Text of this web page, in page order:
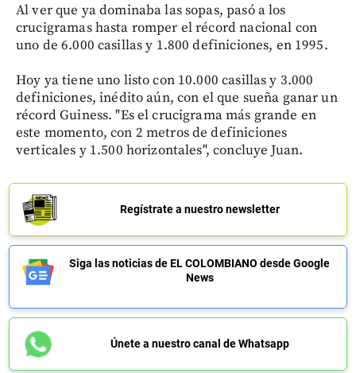
Al ver que ya dominaba las sopas, pasó a los
crucigramas hasta romper el récord nacional con
uno de 6.000 casillas y 1.800 definiciones, en 1995.
Hoy ya tiene uno listo con 10.000 casillas y 3.000
definiciones, inédito aún, con el que sueña ganar un
récord Guiness. "Es el crucigrama más grande en
este momento, con 2 metros de definiciones
verticales y 1.500 horizontales", concluye Juan.
Regístrate a nuestro newsletter
Siga las noticias de EL COLOMBIANO desde Google
News
Únete a nuestro canal de Whatsapp